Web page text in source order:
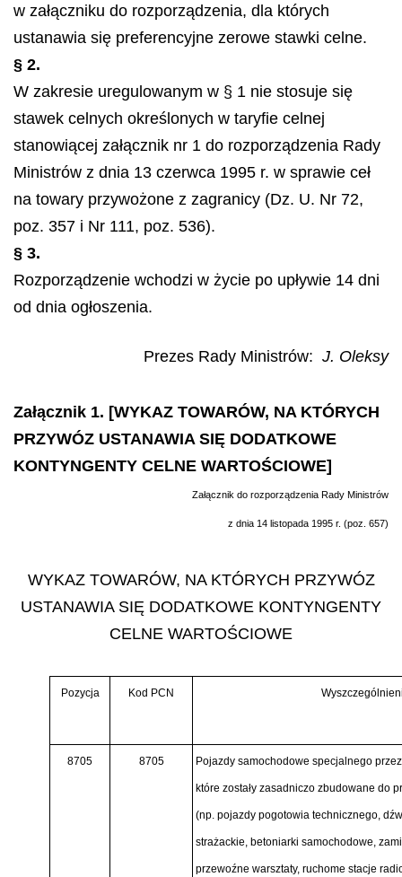
w załączniku do rozporządzenia, dla których
ustanawia się preferencyjne zerowe stawki celne.
§ 2.
W zakresie uregulowanym w § 1 nie stosuje się
stawek celnych określonych w taryfie celnej
stanowiącej załącznik nr 1 do rozporządzenia Rady
Ministrów z dnia 13 czerwca 1995 r. w sprawie ceł
na towary przywożone z zagranicy (Dz. U. Nr 72,
poz. 357 i Nr 111, poz. 536).
§ 3.
Rozporządzenie wchodzi w życie po upływie 14 dni
od dnia ogłoszenia.
Prezes Rady Ministrów: J. Oleksy
Załącznik 1. [WYKAZ TOWARÓW, NA KTÓRYCH
PRZYWÓZ USTANAWIA SIĘ DODATKOWE
KONTYNGENTY CELNE WARTOŚCIOWE]
Załącznik do rozporządzenia Rady Ministrów
z dnia 14 listopada 1995 r. (poz. 657)
WYKAZ TOWARÓW, NA KTÓRYCH PRZYWÓZ
USTANAWIA SIĘ DODATKOWE KONTYNGENTY
CELNE WARTOŚCIOWE
Pozycja Kod PCN
8705 8705 Pojazdy samochodowe specjalnego
które zostały zasadniczo zbudowane do
(np. pojazdy pogotowia technicznego,
strażackie, betoniarki samochodowe,
przewoźne warsztaty, ruchome stacje